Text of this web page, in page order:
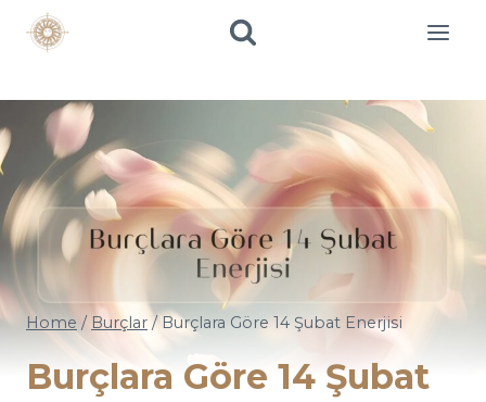
Skip
Home / Burçlar / Burçlara Göre 14 Şubat Enerjisi
Burçlara Göre 14 Şubat